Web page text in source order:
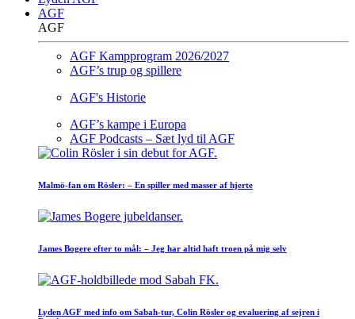
AGF
AGF
AGF Kampprogram 2026/2027
AGF’s trup og spillere
AGF's Historie
AGF’s kampe i Europa
AGF Podcasts – Sæt lyd til AGF
Malmö-fan om Rösler: – En spiller med masser af hjerte
James Bogere efter to mål: – Jeg har altid haft troen på mig selv
Lyden AGF med info om Sabah-tur, Colin Rösler og evaluering af sejren i